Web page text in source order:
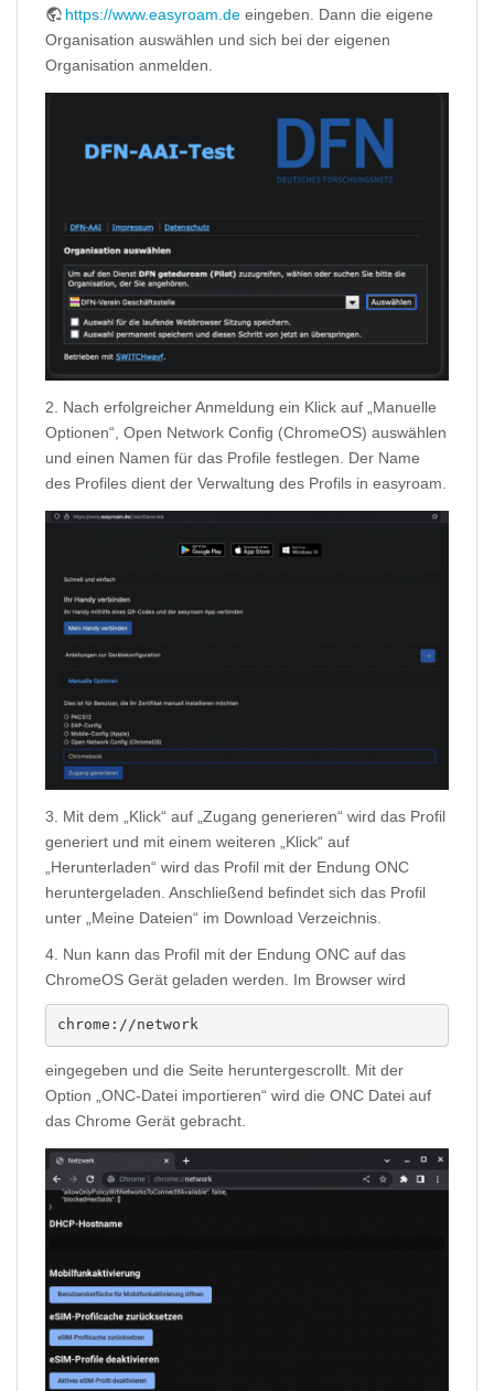
https://www.easyroam.de eingeben. Dann die eigene
Organisation auswählen und sich bei der eigenen
Organisation anmelden.
2. Nach erfolgreicher Anmeldung ein Klick auf „Manuelle
Optionen“, Open Network Config (ChromeOS) auswählen
und einen Namen für das Profile festlegen. Der Name
des Profiles dient der Verwaltung des Profils in easyroam.
3. Mit dem „Klick“ auf „Zugang generieren“ wird das Profil
generiert und mit einem weiteren „Klick“ auf
„Herunterladen“ wird das Profil mit der Endung ONC
heruntergeladen. Anschließend befindet sich das Profil
unter „Meine Dateien“ im Download Verzeichnis.
4. Nun kann das Profil mit der Endung ONC auf das
ChromeOS Gerät geladen werden. Im Browser wird
chrome://network
eingegeben und die Seite heruntergescrollt. Mit der
Option „ONC-Datei importieren“ wird die ONC Datei auf
das Chrome Gerät gebracht.